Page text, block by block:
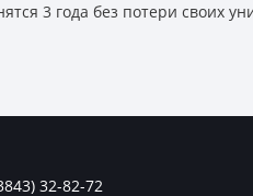
3 года без потери своих
32-82-72